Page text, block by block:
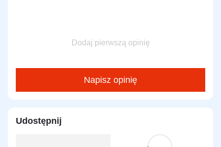
Dodaj pierwszą opinię
Napisz opinię
Udostępnij